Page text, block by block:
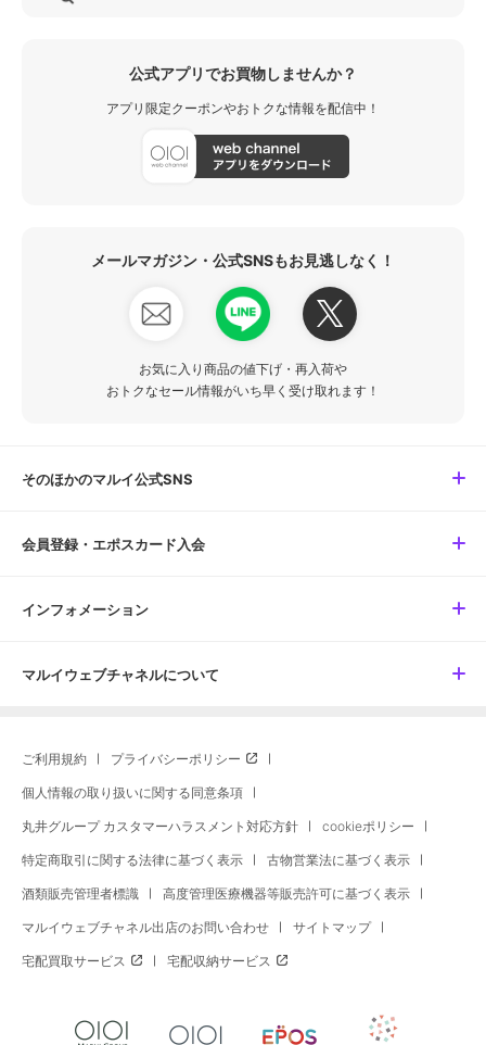
公式アプリでお買物しませんか？
アプリ限定クーポンやおトクな情報を配信中！
メールマガジン・公式SNSもお見逃しなく！
お気に入り商品の値下げ・再入荷や
おトクなセール情報がいち早く受け取れます！
そのほかのマルイ公式SNS
会員登録・エポスカード入会
インフォメーション
マルイウェブチャネルについて
ご利用規約 プライバシーポリシー
個人情報の取り扱いに関する同意条項
丸井グループ カスタマーハラスメント対応方針 cookieポリシー
特定商取引に関する法律に基づく表示 古物営業法に基づく表示
酒類販売管理者標識 高度管理医療機器等販売許可に基づく表示
マルイウェブチャネル出店のお問い合わせ サイトマップ
宅配買取サービス 宅配収納サービス